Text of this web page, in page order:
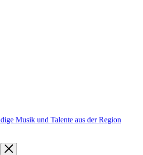
Musik und Talente aus der Region